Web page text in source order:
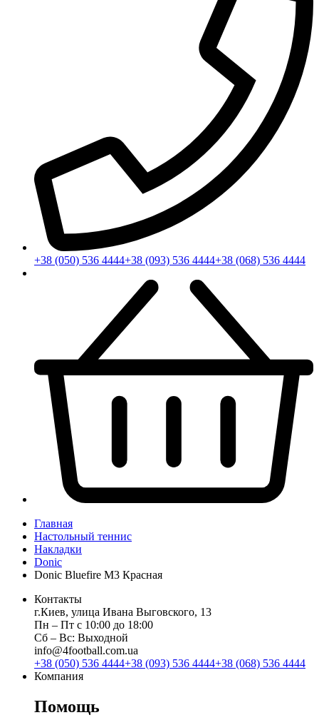
+38 (050) 536 4444+38 (093) 536 4444+38 (068) 536 4444
Главная
Настольный теннис
Накладки
Donic
Donic Bluefire M3 Красная
Контакты
г.Киев, улица Ивана Выговского, 13
Пн ‒ Пт с 10:00 до 18:00
Сб ‒ Вс: Выходной
info@4football.com.ua
+38 (050) 536 4444+38 (093) 536 4444+38 (068) 536 4444
Компания
Помощь